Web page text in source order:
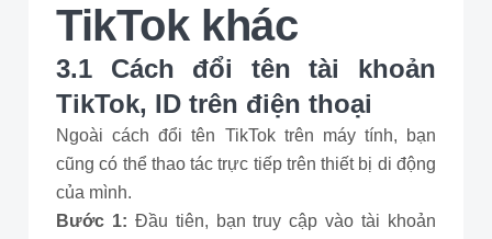
TikTok khác
3.1 Cách đổi tên tài khoản
TikTok, ID trên điện thoại
Ngoài cách đổi tên TikTok trên máy tính, bạn
cũng có thể thao tác trực tiếp trên thiết bị di động
của mình.
Bước 1: Đầu tiên, bạn truy cập vào tài khoản